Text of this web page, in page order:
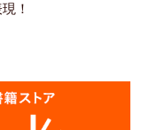
！